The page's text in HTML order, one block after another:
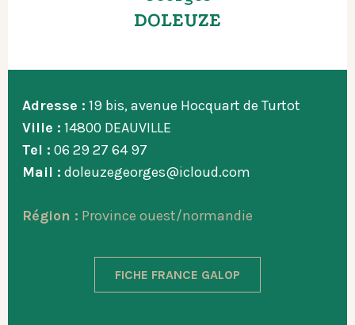
DOLEUZE
Adresse : 19 bis, avenue Hocquart de Turtot
Ville : 14800 DEAUVILLE
Tel : 06 29 27 64 97
Mail : doleuzegeorges@icloud.com
Région : Province ouest/normandie
FICHE FRANCE GALOP